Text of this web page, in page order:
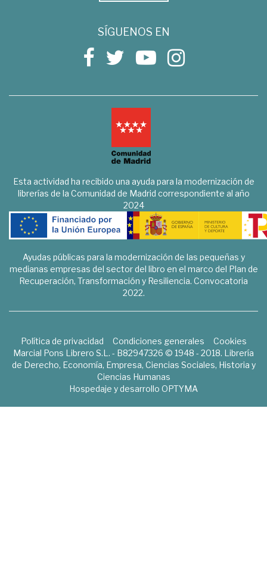
SÍGUENOS EN
Esta actividad ha recibido una ayuda para la modernización de
librerías de la Comunidad de Madrid correspondiente al año
2024
Ayudas públicas para la modernización de las pequeñas y
medianas empresas del sector del libro en el marco del Plan de
Recuperación, Transformación y Resiliencia. Convocatoria
2022.
Política de privacidad Condiciones generales
Cookies
Marcial Pons Librero S.L. - B82947326 © 1948 - 2018. Librería
de Derecho, Economía, Empresa, Ciencias Sociales, Historia y
Ciencias Humanas
Hospedaje y desarrollo OPTYMA